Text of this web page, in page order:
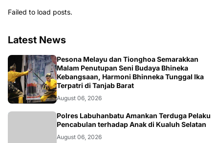
Failed to load posts.
Latest News
BERITA
Pesona Melayu dan Tionghoa Semarakkan
Malam Penutupan Seni Budaya Bhineka
Kebangsaan, Harmoni Bhinneka Tunggal Ika
Terpatri di Tanjab Barat
August 06, 2026
Polres Labuhanbatu Amankan Terduga Pelaku
Pencabulan terhadap Anak di Kualuh Selatan
August 06, 2026